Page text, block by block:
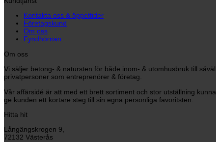
Kontakta oss & öppettider
Företagskund
Om oss
Fyndhörnan
Om oss
Vi säljer betong- & natursten för både inom- & utomhusbruk till såväl
privatpersoner som entreprenörer & företag.
Vår affärsidé är att med ett brett sortiment och stor utställning kunna
ge kunden ett kortare steg till sin egna personliga favoritsten.
Hitta hit
Långängskrogen 9,
72132 Västerås